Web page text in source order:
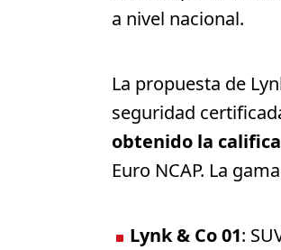
a nivel nacional.
La propuesta de
seguridad
obtenido la
Euro NCAP. La
Lynk & Co 01: